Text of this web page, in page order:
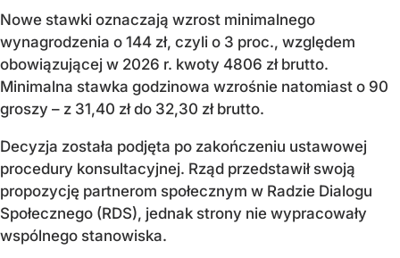
Nowe stawki oznaczają wzrost minimalnego
wynagrodzenia o 144 zł, czyli o 3 proc., względem
obowiązującej w 2026 r. kwoty 4806 zł brutto.
Minimalna stawka godzinowa wzrośnie natomiast o 90
groszy – z 31,40 zł do 32,30 zł brutto.
Decyzja została podjęta po zakończeniu ustawowej
procedury konsultacyjnej. Rząd przedstawił swoją
propozycję partnerom społecznym w Radzie Dialogu
Społecznego (RDS), jednak strony nie wypracowały
wspólnego stanowiska.